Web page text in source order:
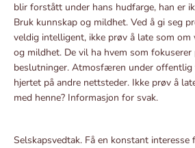
blir forstått under hans hudfarge, han er
Bruk kunnskap og mildhet. Ved å gi seg
veldig intelligent, ikke prøv å late som
og mildhet. De vil ha hvem som fokuserer
beslutninger. Atmosfæren under offentlig
hjertet på andre nettsteder. Ikke prøv å
med henne? Informasjon for svak.
Selskapsvedtak. Få en konstant